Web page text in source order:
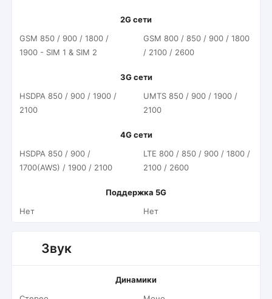
2G сети
GSM 850 / 900 / 1800 /
1900 - SIM 1 & SIM 2
GSM 800 / 850 / 900 / 1800
/ 2100 / 2600
3G сети
HSDPA 850 / 900 / 1900 /
2100
UMTS 850 / 900 / 1900 /
2100
4G сети
HSDPA 850 / 900 /
1700(AWS) / 1900 / 2100
LTE 800 / 850 / 900 / 1800 /
2100 / 2600
Поддержка 5G
Нет
Нет
Звук
Динамики